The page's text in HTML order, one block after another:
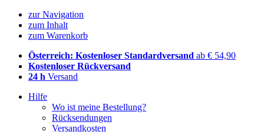
zur Navigation
zum Inhalt
zum Warenkorb
Österreich: Kostenloser Standardversand ab € 54,90
Kostenloser Rückversand
24 h Versand
Hilfe
Wo ist meine Bestellung?
Rücksendungen
Versandkosten